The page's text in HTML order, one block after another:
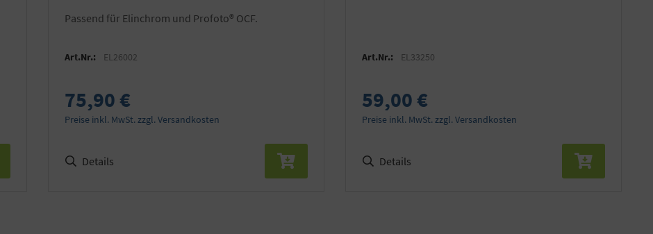
Passend für Elinchrom und Profoto® OCF.
Art.Nr.: EL26002
75,90 €
Preise inkl. MwSt. zzgl. Versandkosten
Details
Art.Nr.: EL33250
59,00 €
Preise inkl. MwSt. zzgl. Versandkosten
Details